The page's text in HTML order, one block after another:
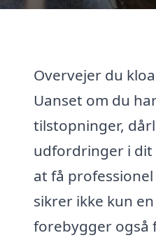
Overvejer du
Uanset om du
tilstopninger,
udfordringer i dit
at få
sikrer ikke kun
forebygger også